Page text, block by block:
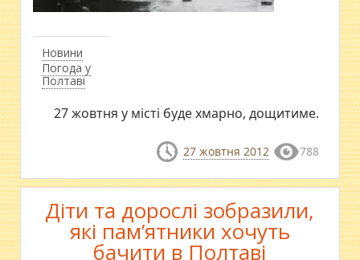
Новини
Погода у
Полтаві
27 жовтня у місті буде хмарно, дощитиме.
27 жовтня 2012 788
Діти та дорослі зобразили,
які пам’ятники хочуть
бачити в Полтаві